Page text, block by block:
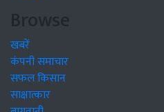
Browse
खबरें
कंपनी समाचार
सफल किसान
साक्षात्कार